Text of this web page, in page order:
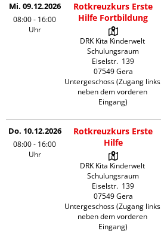
Mi. 09.12.2026
08:00 - 16:00
Uhr
Rotkreuzkurs Erste
Hilfe Fortbildung
DRK Kita Kinderwelt
Schulungsraum
Eiselstr.  139
07549 Gera
Untergeschoss (Zugang links
neben dem vorderen
Eingang)
Do. 10.12.2026
08:00 - 16:00
Uhr
Rotkreuzkurs Erste
Hilfe
DRK Kita Kinderwelt
Schulungsraum
Eiselstr.  139
07549 Gera
Untergeschoss (Zugang links
neben dem vorderen
Eingang)